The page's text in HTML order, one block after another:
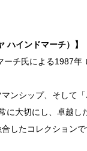
ハインドマーチ）】
チ氏による1987年
ンシップ、そして
に大切にし、卓越し
したコレクションで